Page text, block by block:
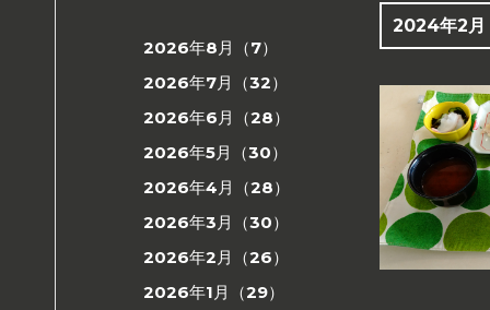
2024年2月
2026年8月（7）
2026年7月（32）
2026年6月（28）
2026年5月（30）
2026年4月（28）
2026年3月（30）
2026年2月（26）
2026年1月（29）